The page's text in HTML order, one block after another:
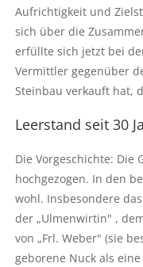
Aufrichtigkeit und
sich über die
erfüllte sich jetzt bei
Vermittler gegenüber
Steinbau verkauft hat,
Leerstand seit 30
Die Vorgeschichte: Die
hochgezogen. In den
wohl. Insbesondere
der „Ulmenwirtin" ,
von „Frl. Weber" (sie
geborene Nuck als